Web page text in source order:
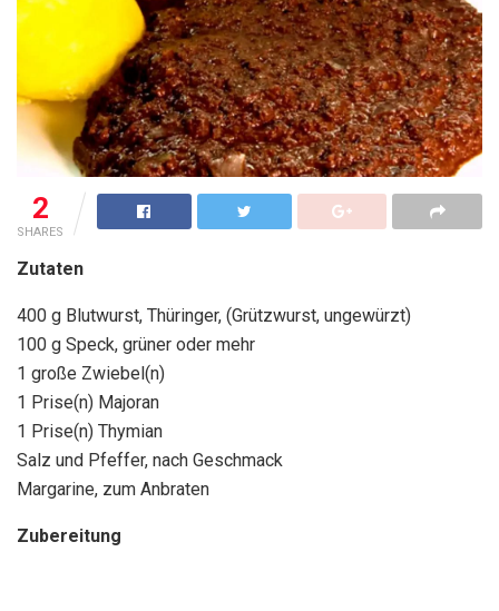
2
SHARES
Zutaten
400 g Blutwurst, Thüringer, (Grützwurst, ungewürzt)
100 g Speck, grüner oder mehr
1 große Zwiebel(n)
1 Prise(n) Majoran
1 Prise(n) Thymian
Salz und Pfeffer, nach Geschmack
Margarine, zum Anbraten
Zubereitung